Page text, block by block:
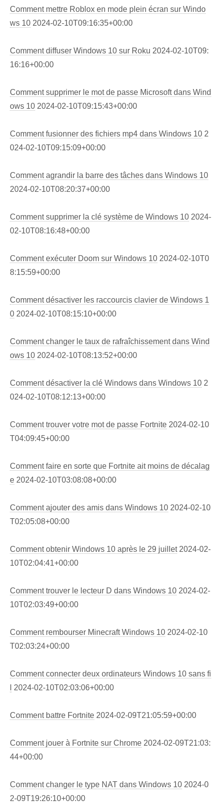
Comment mettre Roblox en mode plein écran sur Windo
ws 10 2024-02-10T09:16:35+00:00
Comment diffuser Windows 10 sur Roku 2024-02-10T09:
16:16+00:00
Comment supprimer le mot de passe Microsoft dans Wind
ows 10 2024-02-10T09:15:43+00:00
Comment fusionner des fichiers mp4 dans Windows 10 2
024-02-10T09:15:09+00:00
Comment agrandir la barre des tâches dans Windows 10
2024-02-10T08:20:37+00:00
Comment supprimer la clé système de Windows 10 2024-
02-10T08:16:48+00:00
Comment exécuter Doom sur Windows 10 2024-02-10T0
8:15:59+00:00
Comment désactiver les raccourcis clavier de Windows 1
0 2024-02-10T08:15:10+00:00
Comment changer le taux de rafraîchissement dans Wind
ows 10 2024-02-10T08:13:52+00:00
Comment désactiver la clé Windows dans Windows 10 2
024-02-10T08:12:13+00:00
Comment trouver votre mot de passe Fortnite 2024-02-10
T04:09:45+00:00
Comment faire en sorte que Fortnite ait moins de décalag
e 2024-02-10T03:08:08+00:00
Comment ajouter des amis dans Windows 10 2024-02-10
T02:05:08+00:00
Comment obtenir Windows 10 après le 29 juillet 2024-02-
10T02:04:41+00:00
Comment trouver le lecteur D dans Windows 10 2024-02-
10T02:03:49+00:00
Comment rembourser Minecraft Windows 10 2024-02-10
T02:03:24+00:00
Comment connecter deux ordinateurs Windows 10 sans fi
2024-02-10T02:03:06+00:00
Comment battre Fortnite 2024-02-09T21:05:59+00:00
Comment jouer à Fortnite sur Chrome 2024-02-09T21:03:
44+00:00
Comment changer le type NAT dans Windows 10 2024-0
2-09T19:26:10+00:00